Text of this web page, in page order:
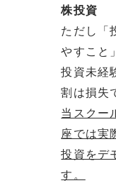
株投資
ただし「
やすこと
投資未経
割は損失
当スクー
座では実
投資をデ
す。